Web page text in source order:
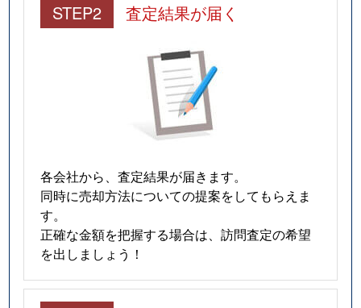
STEP2 査定結果が届く
各会社から、査定結果が届きます。
同時に売却方法についての提案をしてもらえま
す。
正確な金額を把握する場合は、訪問査定の希望
を出しましょう！